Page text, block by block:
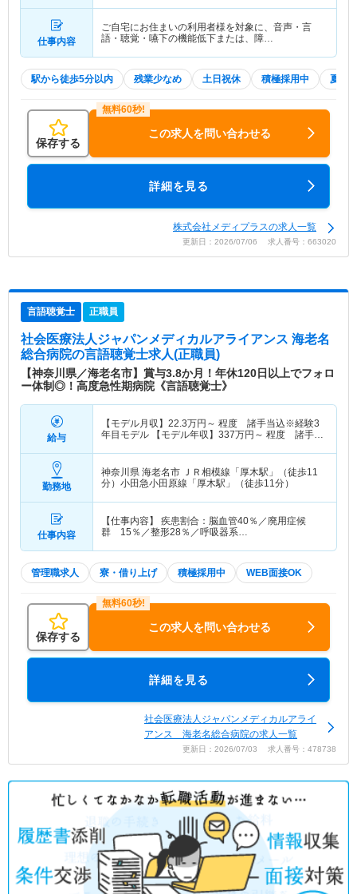
仕事内容
ご自宅にお住まいの利用者様を対象に、音声・言
語・聴覚・嚥下の機能低下または、障…
駅から徒歩5分以内 残業少なめ 土日祝休 積極採用中 夏～
保存する
この求人を問い合わせる
詳細を見る
株式会社メディプラスの求人一覧
更新日：2026/07/06 求人番号：663020
言語聴覚士 正職員
社会医療法人ジャパンメディカルアライアンス 海老名
総合病院の言語聴覚士求人(正職員)
【神奈川県／海老名市】賞与3.8か月！年休120日以上でフォロ
ー体制◎！高度急性期病院《言語聴覚士》
給与
【モデル月収】 22.3万円～ 程度 諸手当込※経験3
年目モデル 【モデル年収】 337万円～ 程度 諸手当
勤務地
神奈川県 海老名市 ＪＲ相模線「厚木駅」（徒歩11
分）小田急小田原線「厚木駅」（徒歩11分）
仕事内容
【仕事内容】 疾患割合：脳血管40％／廃用症候
群 15％／整形28％／呼吸器系…
管理職求人 寮・借り上げ 積極採用中 WEB面接OK
保存する
この求人を問い合わせる
詳細を見る
社会医療法人ジャパンメディカルアライ
アンス 海老名総合病院の求人一覧
更新日：2026/07/03 求人番号：478738